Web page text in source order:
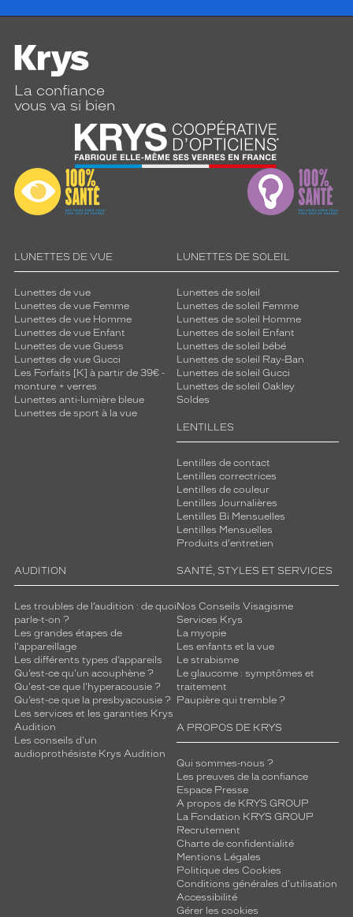
La confiance
vous va si bien
LUNETTES DE VUE
Lunettes de vue
Lunettes de vue Femme
Lunettes de vue Homme
Lunettes de vue Enfant
Lunettes de vue Guess
Lunettes de vue Gucci
Les Forfaits [K] à partir de 39€ -
monture + verres
Lunettes anti-lumière bleue
Lunettes de sport à la vue
LUNETTES DE SOLEIL
Lunettes de soleil
Lunettes de soleil Femme
Lunettes de soleil Homme
Lunettes de soleil Enfant
Lunettes de soleil bébé
Lunettes de soleil Ray-Ban
Lunettes de soleil Gucci
Lunettes de soleil Oakley
Soldes
LENTILLES
Lentilles de contact
Lentilles correctrices
Lentilles de couleur
Lentilles Journalières
Lentilles Bi Mensuelles
Lentilles Mensuelles
Produits d'entretien
AUDITION
Les troubles de l’audition : de quoi
parle-t-on ?
Les grandes étapes de
l'appareillage
Les différents types d’appareils
Qu’est-ce qu'un acouphène ?
Qu'est-ce que l'hyperacousie ?
Qu’est-ce que la presbyacousie ?
Les services et les garanties Krys
Audition
Les conseils d'un
audioprothésiste Krys Audition
SANTÉ, STYLES ET SERVICES
Nos Conseils Visagisme
Services Krys
La myopie
Les enfants et la vue
Le strabisme
Le glaucome : symptômes et
traitement
Paupière qui tremble ?
A PROPOS DE KRYS
Qui sommes-nous ?
Les preuves de la confiance
Espace Presse
A propos de KRYS GROUP
La Fondation KRYS GROUP
Recrutement
Charte de confidentialité
Mentions Légales
Politique des Cookies
Conditions générales d'utilisation
Accessibilité
Gérer les cookies